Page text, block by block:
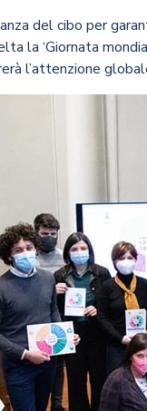
del cibo per
la ‘Giornata
l’attenzione